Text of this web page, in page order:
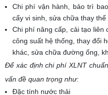
Chi phí vận hành, bảo trì
cấy vi sinh, sửa chữa thay
Chi phí nâng cấp, cải tạo liên
công suất hệ thống, thay đổi
khác, sửa chữa đường ống,
Để xác định chi phí XLNT
vấn đề quan trọng như:
Đặc tính nước thải